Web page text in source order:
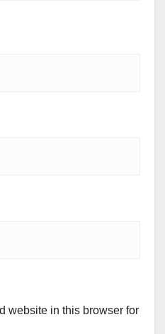
website in this browser for